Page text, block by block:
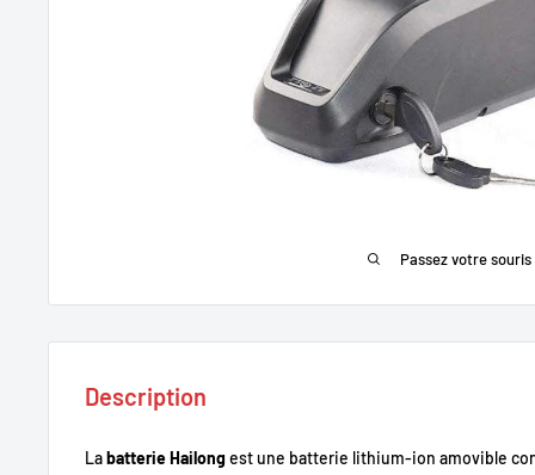
Passez votre
Description
Labatterie Hailongest une batterie lithium-ion amovible